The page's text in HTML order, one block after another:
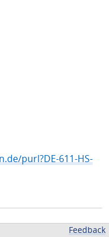
purl?DE-611-HS-
Feedback